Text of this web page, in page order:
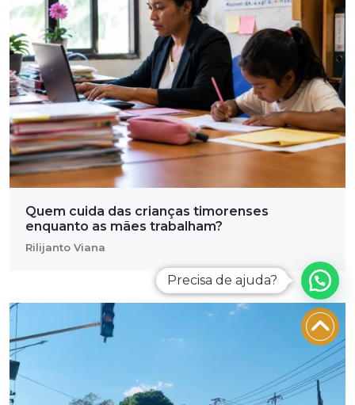
Quem cuida das crianças timorenses
enquanto as mães trabalham?
Rilijanto Viana
Precisa de ajuda?